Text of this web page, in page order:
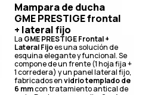
Mampara de ducha
GME PRESTIGE frontal
+ lateral fijo
La GME PRESTIGE Frontal +
Lateral Fijoes una solución de
esquina elegante y funcional. Se
compone de un frente (1 hoja fija +
1 corredera) y un panel lateral fijo,
fabricados envidrio templado de
6 mmcon tratamiento antical de